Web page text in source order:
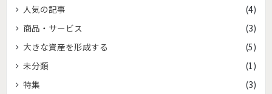
人気の記事
(4)
商品・サービス
(3)
大きな資産を形成する
(5)
未分類
(1)
特集
(3)